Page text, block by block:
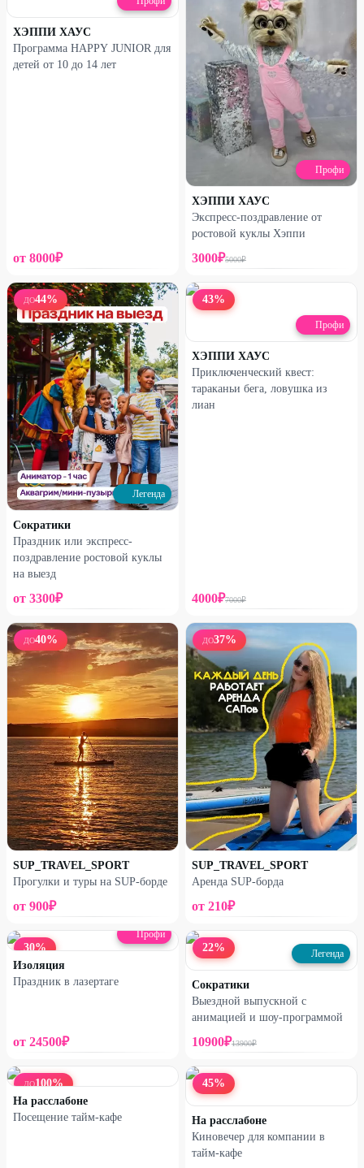
ХЭППИ ХАУС
Программа HAPPY JUNIOR для
детей от 10 до 14 лет
от 8000₽
Профи
ХЭППИ ХАУС
Экспресс-поздравление от
ростовой куклы Хэппи
3000₽5000₽
ДО44%
Легенда
Сократики
Праздник или экспресс-
поздравление ростовой куклы
на выезд
от 3300₽
43%
Профи
ХЭППИ ХАУС
Приключенческий квест:
тараканьи бега, ловушка из
лиан
4000₽7000₽
ДО40%
SUP_TRAVEL_SPORT
Прогулки и туры на SUP-борде
от 900₽
ДО37%
SUP_TRAVEL_SPORT
Аренда SUP-борда
от 210₽
30%
Профи
Изоляция
Праздник в лазертаге
от 24500₽
22% Легенда
Сократики
Выездной выпускной с
анимацией и шоу-программой
10900₽13900₽
ДО100%
На расслабоне
Посещение тайм-кафе
45%
На расслабоне
Киновечер для компании в
тайм-кафе